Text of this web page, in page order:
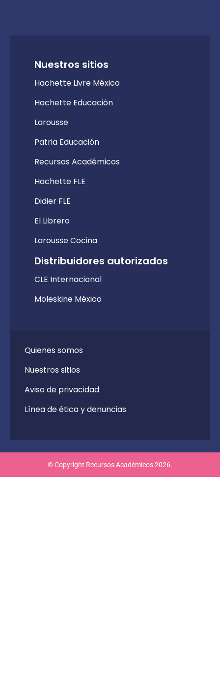
Nuestros sitios
Hachette Livre México
Hachette Educación
Larousse
Patria Educación
Recursos Académicos
Hachette FLE
Didier FLE
El Librero
Larousse Cocina
Distribuidores autorizados
CLE Internacional
Moleskine México
Quienes somos
Nuestros sitios
Aviso de privacidad
Línea de ética y denuncias
© Copyright Recursos Académicos 2026.